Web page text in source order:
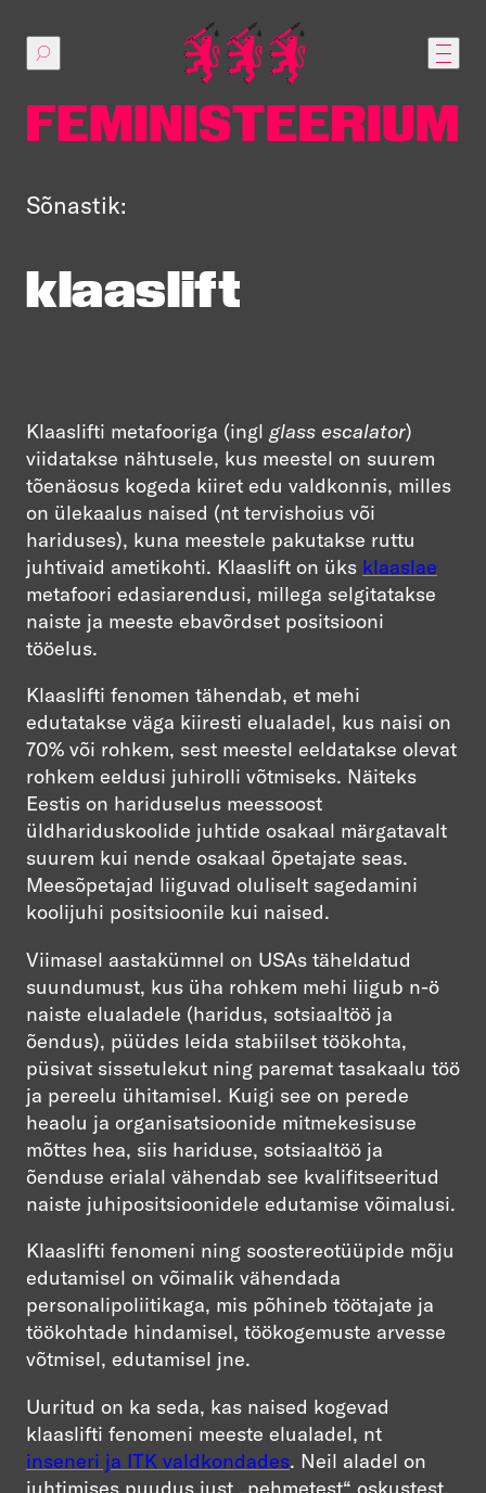
sisu
juurde
Sõnastik:
klaaslift
Klaaslifti metafooriga (ingl glass escalator)
viidatakse nähtusele, kus meestel on suurem
tõenäosus kogeda kiiret edu valdkonnis, milles
on ülekaalus naised (nt tervishoius või
hariduses), kuna meestele pakutakse ruttu
juhtivaid ametikohti. Klaaslift on üks klaaslae
metafoori edasiarendusi, millega selgitatakse
naiste ja meeste ebavõrdset positsiooni
tööelus.
Klaaslifti fenomen tähendab, et mehi
edutatakse väga kiiresti elualadel, kus naisi on
70% või rohkem, sest meestel eeldatakse olevat
rohkem eeldusi juhirolli võtmiseks. Näiteks
Eestis on hariduselus meessoost
üldhariduskoolide juhtide osakaal märgatavalt
suurem kui nende osakaal õpetajate seas.
Meesõpetajad liiguvad oluliselt sagedamini
koolijuhi positsioonile kui naised.
Viimasel aastakümnel on USAs täheldatud
suundumust, kus üha rohkem mehi liigub n-ö
naiste elualadele (haridus, sotsiaaltöö ja
õendus), püüdes leida stabiilset töökohta,
püsivat sissetulekut ning paremat tasakaalu töö
ja pereelu ühitamisel. Kuigi see on perede
heaolu ja organisatsioonide mitmekesisuse
mõttes hea, siis hariduse, sotsiaaltöö ja
õenduse erialal vähendab see kvalifitseeritud
naiste juhipositsioonidele edutamise võimalusi.
Klaaslifti fenomeni ning soostereotüüpide mõju
edutamisel on võimalik vähendada
personalipoliitikaga, mis põhineb töötajate ja
töökohtade hindamisel, töökogemuste arvesse
võtmisel, edutamisel jne.
Uuritud on ka seda, kas naised kogevad
klaaslifti fenomeni meeste elualadel, nt
inseneri ja ITK valdkondades. Neil aladel on
juhtimises puudus just „pehmetest“ oskustest,